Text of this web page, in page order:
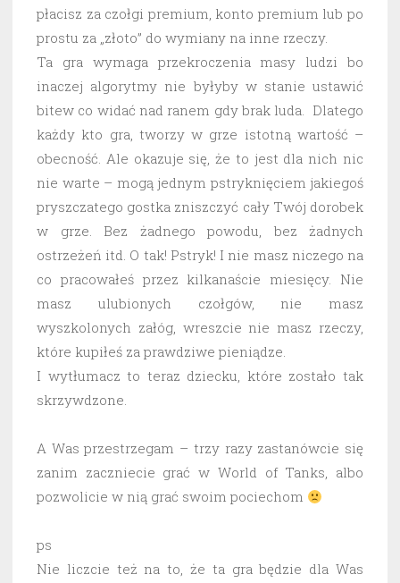
płacisz za czołgi premium, konto premium lub po
prostu za „złoto” do wymiany na inne rzeczy.
Ta gra wymaga przekroczenia masy ludzi bo
inaczej algorytmy nie byłyby w stanie ustawić
bitew co widać nad ranem gdy brak luda. Dlatego
każdy kto gra, tworzy w grze istotną wartość –
obecność. Ale okazuje się, że to jest dla nich nic
nie warte – mogą jednym pstryknięciem jakiegoś
pryszczatego gostka zniszczyć cały Twój dorobek
w grze. Bez żadnego powodu, bez żadnych
ostrzeżeń itd. O tak! Pstryk! I nie masz niczego na
co pracowałeś przez kilkanaście miesięcy. Nie
masz ulubionych czołgów, nie masz
wyszkolonych załóg, wreszcie nie masz rzeczy,
które kupiłeś za prawdziwe pieniądze.
I wytłumacz to teraz dziecku, które zostało tak
skrzywdzone.
A Was przestrzegam – trzy razy zastanówcie się
zanim zaczniecie grać w World of Tanks, albo
pozwolicie w nią grać swoim pociechom
ps
Nie liczcie też na to, że ta gra będzie dla Was